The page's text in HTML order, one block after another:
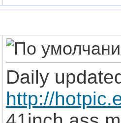
Daily
http://